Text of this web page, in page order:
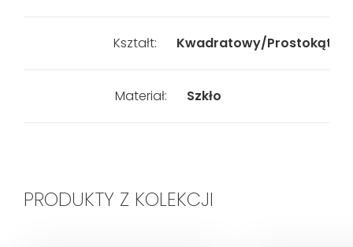
Kształt: Kwadratowy/Prostokątny
Materiał: Szkło
PRODUKTY Z KOLEKCJI